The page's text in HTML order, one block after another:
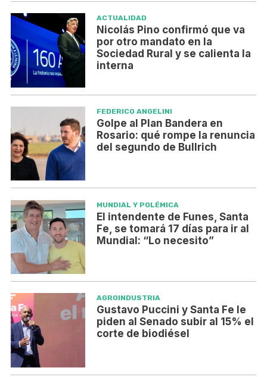
ACTUALIDAD
Nicolás Pino confirmó que va
por otro mandato en la
Sociedad Rural y se calienta la
interna
FEDERICO ANGELINI
Golpe al Plan Bandera en
Rosario: qué rompe la renuncia
del segundo de Bullrich
MUNDIAL Y POLÉMICA
El intendente de Funes, Santa
Fe, se tomará 17 días para ir al
Mundial: “Lo necesito”
AGROINDUSTRIA
Gustavo Puccini y Santa Fe le
piden al Senado subir al 15% el
corte de biodiésel